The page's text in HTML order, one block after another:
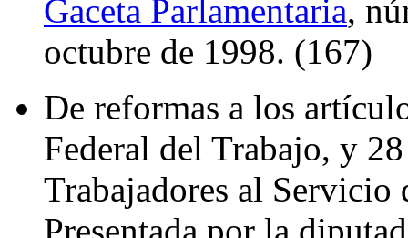
Gaceta Parlamentaria,
octubre de 1998. (167)
De reformas a los
Federal del Trabajo, y
Trabajadores al Servicio